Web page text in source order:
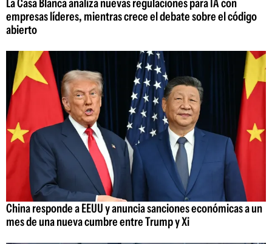
La Casa Blanca analiza nuevas regulaciones para IA con
empresas líderes, mientras crece el debate sobre el código
abierto
China responde a EEUU y anuncia sanciones económicas a un
mes de una nueva cumbre entre Trump y Xi